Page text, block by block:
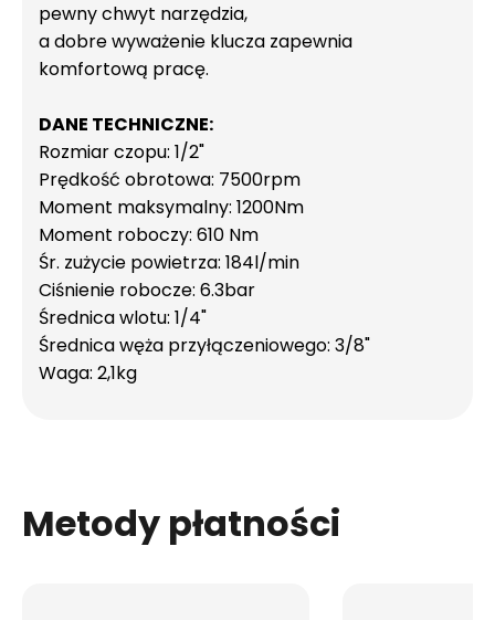
pewny chwyt narzędzia,
a dobre wyważenie klucza zapewnia
komfortową pracę.
DANE TECHNICZNE:
Rozmiar czopu: 1/2"
Prędkość obrotowa: 7500rpm
Moment maksymalny: 1200Nm
Moment roboczy: 610 Nm
Śr. zużycie powietrza: 184l/min
Ciśnienie robocze: 6.3bar
Średnica wlotu: 1/4"
Średnica węża przyłączeniowego: 3/8"
Waga: 2,1kg
Metody płatności